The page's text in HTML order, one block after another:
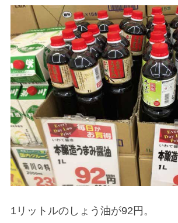
1リットルのしょう油が92円。